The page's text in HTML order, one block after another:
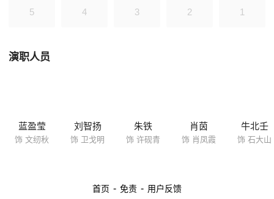
5 4 3 2 1
演职人员
蓝盈莹
饰 文纫秋
刘智扬
饰 卫戈明
朱铁
饰 许砚青
肖茵
饰 肖凤霞
牛北壬
饰 石大山
首页 - 免责 - 用户反馈